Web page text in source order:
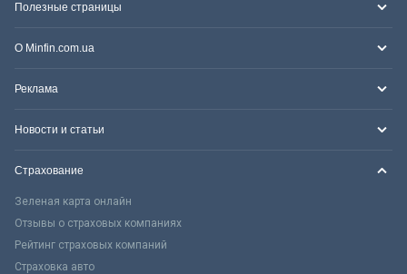
Полезные страницы
О Minfin.com.ua
Реклама
Новости и статьи
Страхование
Зеленая карта онлайн
Отзывы о страховых компаниях
Рейтинг страховых компаний
Страховка авто